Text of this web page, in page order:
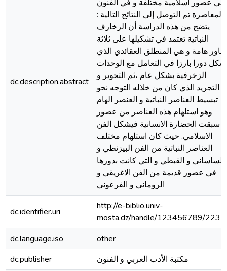
dc.description.abstract
في عصور اسلامية مختلفة و في الفنون
المعاصرة تم التوصل إلى النتائج التالية :
يتضح من هذه الدراسة أن الزخارف
النباتية تعتمد في تشكيلها على ثلاثة
هامة و هي المنطلق العقائدي الذي
شكل دورا بارزا في التعامل مع الوحدات
الزخرفية بشكل عام ،ثم التحوير و
التجريد الذي كان من خلاله التوجه نحو
تبسيط العناصر النباتية و العنصر الهام
وهو استلهام هذه العناصر من عصور
سبقت الحضارة الانسانية فيشكل الفن
الاسلامي. حيث كان استلهام مختلف
العناصر النباتية من الفن البيزنطي و
الساساني و القبطي و التي كانت بدورها
في عصور قديمة من الفن الاغريقي و
الروماني و الفرعوني
dc.identifier.uri
http://e-biblio.univ-
mosta.dz/handle/123456789/
dc.language.iso
other
dc.publisher
مكتبة الأدب العربي و الفنون